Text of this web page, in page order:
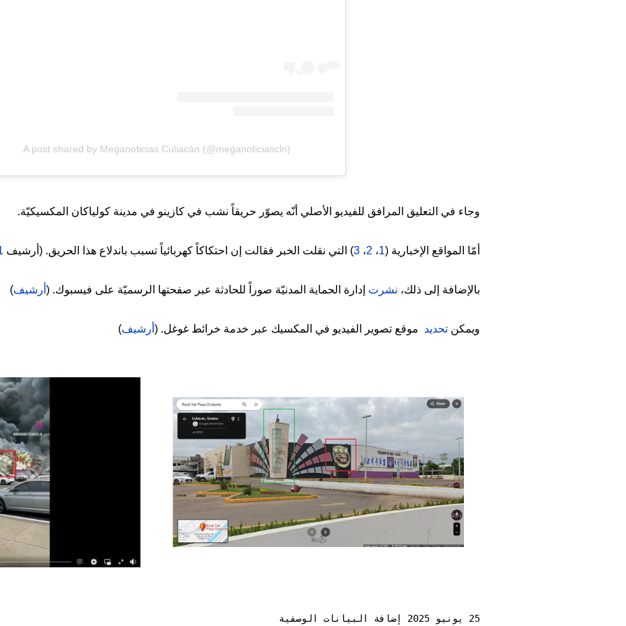
A post shared by Meganoticias Culiacán (@meganoticiascln)
وجاء في التعليق المرافق للفيديو الأصلي أنّه يصوّر حريقاً نشب في كازينو في مدينة كولياكان المكسيكيّة.
أمّا المواقع الإخبارية (1، 2، 3) التي نقلت الخبر فقالت إن احتكاكاً كهربائياً تسبب باندلاع هذا الحريق. (أرشيف
بالإضافة إلى ذلك، نشرت إدارة الحماية المدنيّة صوراً للحادثة عبر صفحتها الرسميّة على فيسبوك. ( أرشيف)
ويمكن تحديد موقع تصوير الفيديو في المكسيك عبر خدمة خرائط غوغل. ( أرشيف)
Image
25 يونيو 2025 إضافة البيانات الوصفية